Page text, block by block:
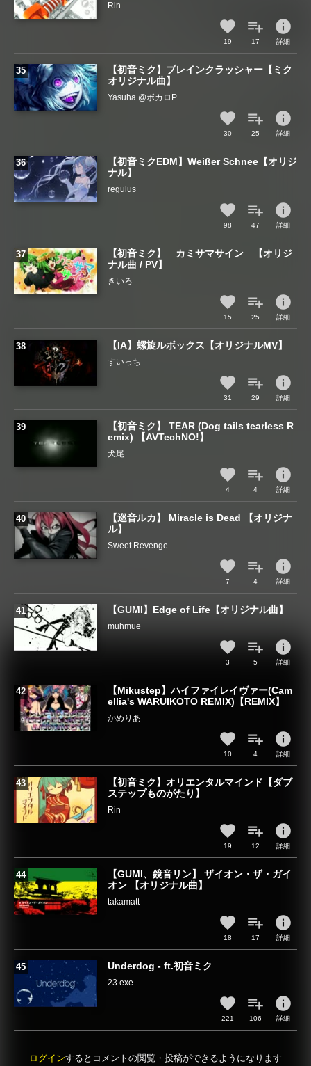
Rin
19 17
info
詳細
【初音ミク】ブレインクラッシャー【ミク
オリジナル曲】
Yasuha.@ボカロP
30 25
info
詳細
【初音ミクEDM】Weißer Schnee【オリジ
ナル】
regulus
98 47
info
詳細
【初音ミク】 カミサマサイン 【オリジ
ナル曲 / PV】
きいろ
15 25
info
詳細
【IA】螺旋ルボックス【オリジナルMV】
すいっち
31 29
info
詳細
【初音ミク】 TEAR (Dog tails tearless R
emix) 【AVTechNO!】
犬尾
4 4
info
詳細
【巡音ルカ】 Miracle is Dead 【オリジナ
ル】
Sweet Revenge
7 4
info
詳細
【GUMI】Edge of Life【オリジナル曲】
muhmue
3 5
info
詳細
【Mikustep】ハイファイレイヴァー(Cam
ellia's WARUIKOTO REMIX)【REMIX】
かめりあ
10 4
info
詳細
【初音ミク】オリエンタルマインド【ダブ
ステップものがたり】
Rin
19 12
info
詳細
【GUMI、鏡音リン】 ザイオン・ザ・ガイ
オン 【オリジナル曲】
takamatt
18 17
info
詳細
Underdog - ft.初音ミク
23.exe
221 106
info
詳細
ログインするとコメントの閲覧・投稿ができるようになります